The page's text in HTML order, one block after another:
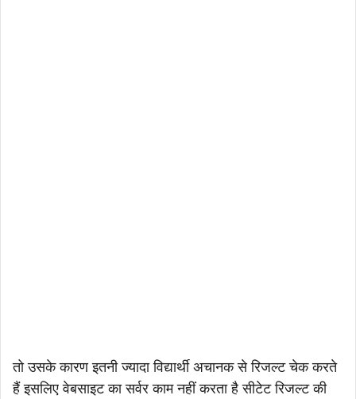
तो उसके कारण इतनी ज्यादा विद्यार्थी अचानक से रिजल्ट चेक करते
हैं इसलिए वेबसाइट का सर्वर काम नहीं करता है सीटेट रिजल्ट की